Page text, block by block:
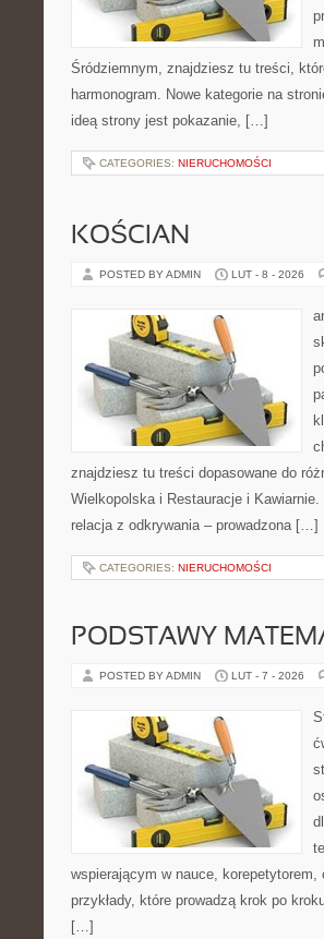
Śródziemnym, znajdziesz tu treści,
harmonogram. Nowe kategorie na
ideą strony jest pokazanie, […]
CATEGORIES: NIERUCHOMOŚCI
KOŚCIAN
POSTED BY ADMIN LUT - 8 - 2026
znajdziesz tu treści dopasowane do
Wielkopolska i Restauracje i
relacja z odkrywania – prowadzona […]
CATEGORIES: NIERUCHOMOŚCI
PODSTAWY
POSTED BY ADMIN LUT - 7 - 2026
wspierającym w nauce,
przykłady, które prowadzą krok po
[…]